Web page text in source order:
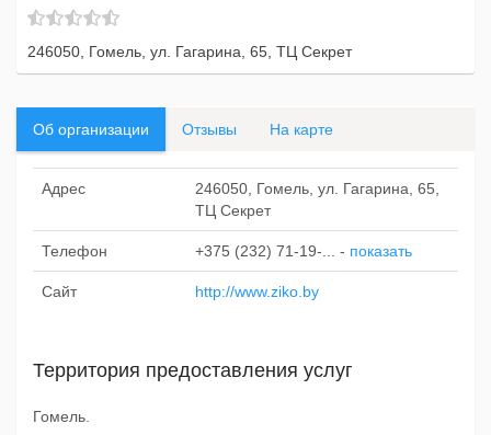
246050, Гомель, ул. Гагарина, 65, ТЦ Секрет
Об организации Отзывы На карте
Адрес
246050, Гомель, ул. Гагарина, 65,
ТЦ Секрет
Телефон +375 (232) 71-19-... - показать
Сайт http://www.ziko.by
Территория предоставления услуг
Гомель.